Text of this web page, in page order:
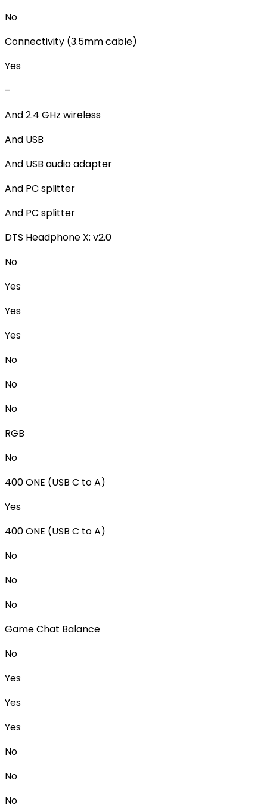
No
Connectivity (3.5mm cable)
Yes
–
And 2.4 GHz wireless
And USB
And USB audio adapter
And PC splitter
And PC splitter
DTS Headphone X: v2.0
No
Yes
Yes
Yes
No
No
No
RGB
No
400 ONE (USB C to A)
Yes
400 ONE (USB C to A)
No
No
No
Game Chat Balance
No
Yes
Yes
Yes
No
No
No